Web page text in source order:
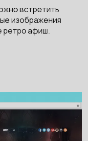
встретить
изображения
ретро афиш.